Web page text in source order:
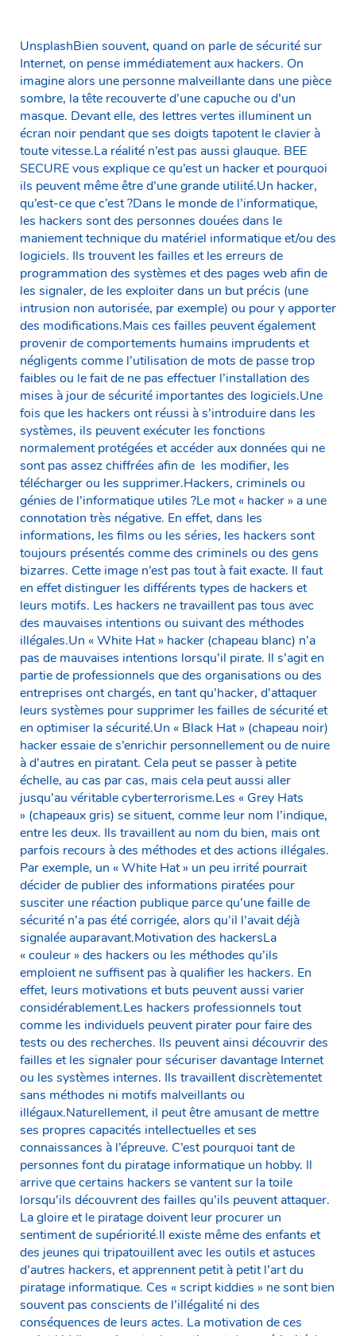
UnsplashBien souvent, quand on parle de sécurité sur
Internet, on pense immédiatement aux hackers. On
imagine alors une personne malveillante dans une pièce
sombre, la tête recouverte d’une capuche ou d’un
masque. Devant elle, des lettres vertes illuminent un
écran noir pendant que ses doigts tapotent le clavier à
toute vitesse.La réalité n’est pas aussi glauque. BEE
SECURE vous explique ce qu’est un hacker et pourquoi
ils peuvent même être d’une grande utilité.Un hacker,
qu’est-ce que c’est ?Dans le monde de l’informatique,
les hackers sont des personnes douées dans le
maniement technique du matériel informatique et/ou des
logiciels. Ils trouvent les failles et les erreurs de
programmation des systèmes et des pages web afin de
les signaler, de les exploiter dans un but précis (une
intrusion non autorisée, par exemple) ou pour y apporter
des modifications.Mais ces failles peuvent également
provenir de comportements humains imprudents et
négligents comme l’utilisation de mots de passe trop
faibles ou le fait de ne pas effectuer l’installation des
mises à jour de sécurité importantes des logiciels.Une
fois que les hackers ont réussi à s’introduire dans les
systèmes, ils peuvent exécuter les fonctions
normalement protégées et accéder aux données qui ne
sont pas assez chiffrées afin de les modifier, les
télécharger ou les supprimer.Hackers, criminels ou
génies de l’informatique utiles ?Le mot « hacker » a une
connotation très négative. En effet, dans les
informations, les films ou les séries, les hackers sont
toujours présentés comme des criminels ou des gens
bizarres. Cette image n’est pas tout à fait exacte. Il faut
en effet distinguer les différents types de hackers et
leurs motifs. Les hackers ne travaillent pas tous avec
des mauvaises intentions ou suivant des méthodes
illégales.Un « White Hat » hacker (chapeau blanc) n’a
pas de mauvaises intentions lorsqu’il pirate. Il s’agit en
partie de professionnels que des organisations ou des
entreprises ont chargés, en tant qu’hacker, d’attaquer
leurs systèmes pour supprimer les failles de sécurité et
en optimiser la sécurité.Un « Black Hat » (chapeau noir)
hacker essaie de s’enrichir personnellement ou de nuire
à d’autres en piratant. Cela peut se passer à petite
échelle, au cas par cas, mais cela peut aussi aller
jusqu’au véritable cyberterrorisme.Les « Grey Hats
» (chapeaux gris) se situent, comme leur nom l’indique,
entre les deux. Ils travaillent au nom du bien, mais ont
parfois recours à des méthodes et des actions illégales.
Par exemple, un « White Hat » un peu irrité pourrait
décider de publier des informations piratées pour
susciter une réaction publique parce qu’une faille de
sécurité n’a pas été corrigée, alors qu’il l’avait déjà
signalée auparavant.Motivation des hackersLa
« couleur » des hackers ou les méthodes qu’ils
emploient ne suffisent pas à qualifier les hackers. En
effet, leurs motivations et buts peuvent aussi varier
considérablement.Les hackers professionnels tout
comme les individuels peuvent pirater pour faire des
tests ou des recherches. Ils peuvent ainsi découvrir des
failles et les signaler pour sécuriser davantage Internet
ou les systèmes internes. Ils travaillent discrètementet
sans méthodes ni motifs malveillants ou
illégaux.Naturellement, il peut être amusant de mettre
ses propres capacités intellectuelles et ses
connaissances à l’épreuve. C’est pourquoi tant de
personnes font du piratage informatique un hobby. Il
arrive que certains hackers se vantent sur la toile
lorsqu’ils découvrent des failles qu’ils peuvent attaquer.
La gloire et le piratage doivent leur procurer un
sentiment de supériorité.Il existe même des enfants et
des jeunes qui tripatouillent avec les outils et astuces
d’autres hackers, et apprennent petit à petit l’art du
piratage informatique. Ces « script kiddies » ne sont bien
souvent pas conscients de l’illégalité ni des
conséquences de leurs actes. La motivation de ces